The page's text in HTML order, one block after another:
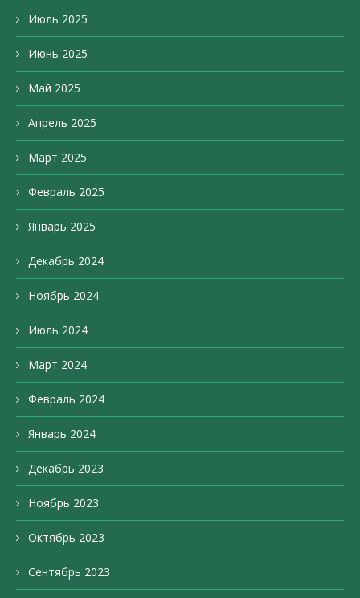
Июль 2025
Июнь 2025
Май 2025
Апрель 2025
Март 2025
Февраль 2025
Январь 2025
Декабрь 2024
Ноябрь 2024
Июль 2024
Март 2024
Февраль 2024
Январь 2024
Декабрь 2023
Ноябрь 2023
Октябрь 2023
Сентябрь 2023